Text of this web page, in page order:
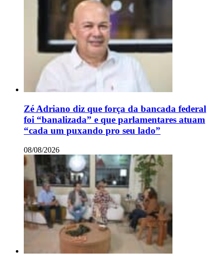
Zé Adriano diz que força da bancada federal
foi “banalizada” e que parlamentares atuam
“cada um puxando pro seu lado”
08/08/2026